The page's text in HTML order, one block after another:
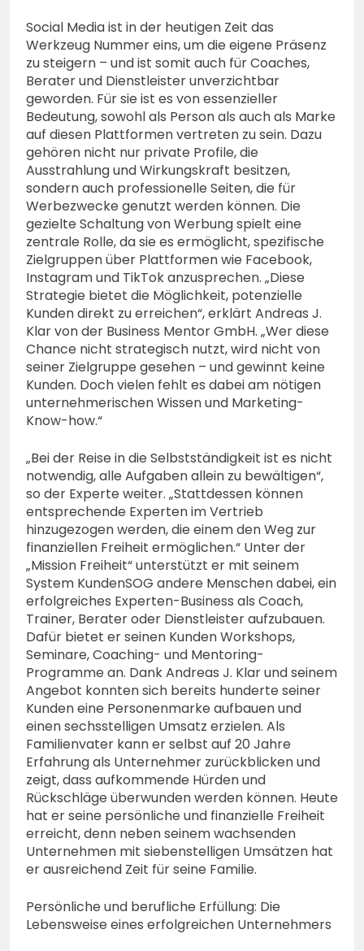
Social Media ist in der heutigen Zeit das
Werkzeug Nummer eins, um die eigene Präsenz
zu steigern – und ist somit auch für Coaches,
Berater und Dienstleister unverzichtbar
geworden. Für sie ist es von essenzieller
Bedeutung, sowohl als Person als auch als Marke
auf diesen Plattformen vertreten zu sein. Dazu
gehören nicht nur private Profile, die
Ausstrahlung und Wirkungskraft besitzen,
sondern auch professionelle Seiten, die für
Werbezwecke genutzt werden können. Die
gezielte Schaltung von Werbung spielt eine
zentrale Rolle, da sie es ermöglicht, spezifische
Zielgruppen über Plattformen wie Facebook,
Instagram und TikTok anzusprechen. „Diese
Strategie bietet die Möglichkeit, potenzielle
Kunden direkt zu erreichen“, erklärt Andreas J.
Klar von der Business Mentor GmbH. „Wer diese
Chance nicht strategisch nutzt, wird nicht von
seiner Zielgruppe gesehen – und gewinnt keine
Kunden. Doch vielen fehlt es dabei am nötigen
unternehmerischen Wissen und Marketing-
Know-how.“
„Bei der Reise in die Selbstständigkeit ist es nicht
notwendig, alle Aufgaben allein zu bewältigen“,
so der Experte weiter. „Stattdessen können
entsprechende Experten im Vertrieb
hinzugezogen werden, die einem den Weg zur
finanziellen Freiheit ermöglichen.“ Unter der
„Mission Freiheit“ unterstützt er mit seinem
System KundenSOG andere Menschen dabei, ein
erfolgreiches Experten-Business als Coach,
Trainer, Berater oder Dienstleister aufzubauen.
Dafür bietet er seinen Kunden Workshops,
Seminare, Coaching- und Mentoring-
Programme an. Dank Andreas J. Klar und seinem
Angebot konnten sich bereits hunderte seiner
Kunden eine Personenmarke aufbauen und
einen sechsstelligen Umsatz erzielen. Als
Familienvater kann er selbst auf 20 Jahre
Erfahrung als Unternehmer zurückblicken und
zeigt, dass aufkommende Hürden und
Rückschläge überwunden werden können. Heute
hat er seine persönliche und finanzielle Freiheit
erreicht, denn neben seinem wachsenden
Unternehmen mit siebenstelligen Umsätzen hat
er ausreichend Zeit für seine Familie.
Persönliche und berufliche Erfüllung: Die
Lebensweise eines erfolgreichen Unternehmers